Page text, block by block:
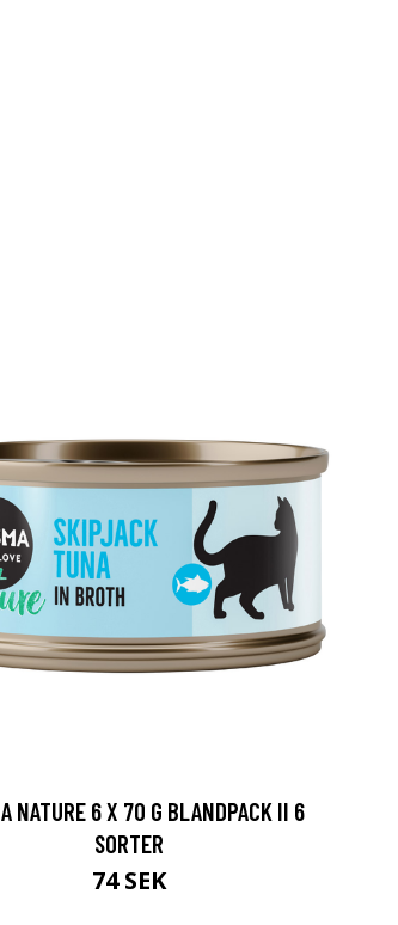
NATURE 6 X 70 G BLANDPACK II 6
SORTER
74 SEK